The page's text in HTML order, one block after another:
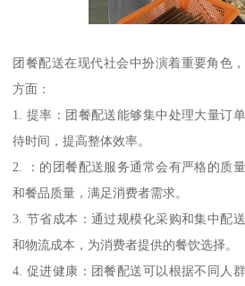
团餐配送在现代社会中扮演着重要角色
方面：
1. 提率：团餐配送能够集中处理大量订
待时间，提高整体效率。
2. ：的团餐配送服务通常会有严格的质
和餐品质量，满足消费者需求。
3. 节省成本：通过规模化采购和集中配
和物流成本，为消费者提供的餐饮选择。
4. 促进健康：团餐配送可以根据不同人